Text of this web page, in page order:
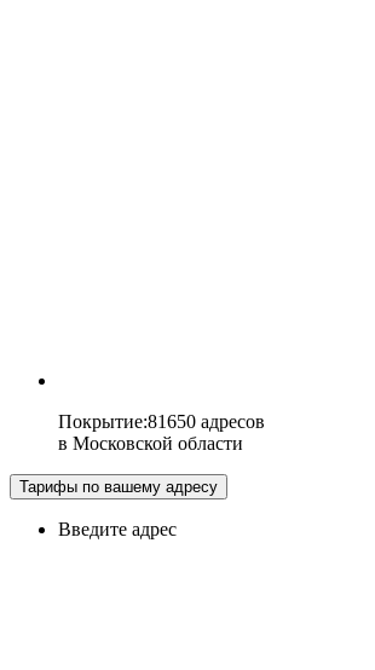
Покрытие:81650 адресов
в Московской области
Тарифы по вашему адресу
Введите адрес